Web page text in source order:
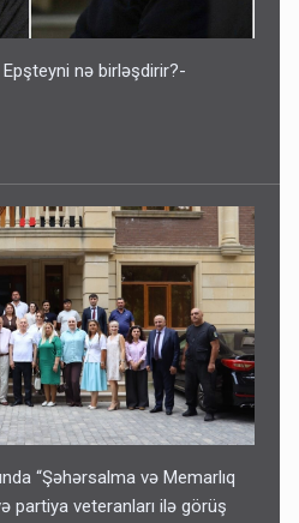
nə birləşdirir?-
“Şəhərsalma və Memarlıq
partiya veteranları ilə görüş